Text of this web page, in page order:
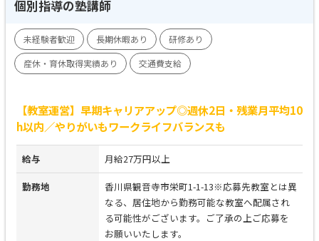
個別指導の塾講師
未経験者歓迎 長期休暇あり
研修あり
産休・育休取得実績あり
交通費支給
【教室運営】早期キャリアアップ◎週休2日・残業月平均10
h以内／やりがいもワークライフバランスも
給与 月給27万円以上
勤務地
香川県観音寺市栄町1-1-13※応募先教室とは異
なる、居住地から勤務可能な教室へ配属され
る可能性がございます。ご了承の上ご応募を
お願いいたします。